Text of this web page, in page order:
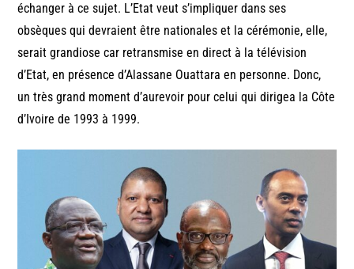
échanger à ce sujet. L’Etat veut s’impliquer dans ses
obsèques qui devraient être nationales et la cérémonie, elle,
serait grandiose car retransmise en direct à la télévision
d’Etat, en présence d’Alassane Ouattara en personne. Donc,
un très grand moment d’aurevoir pour celui qui dirigea la Côte
d’Ivoire de 1993 à 1999.